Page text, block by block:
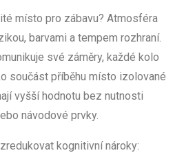
místo pro zábavu? Atmosféra
barvami a tempem rozhraní.
své záměry, každé kolo
součást příběhu místo izolované
vyšší hodnotu bez nutnosti
návodové prvky.
kognitivní nároky: